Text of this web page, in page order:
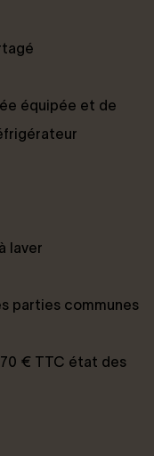
équipée et de
laver
parties communes
€ TTC état des